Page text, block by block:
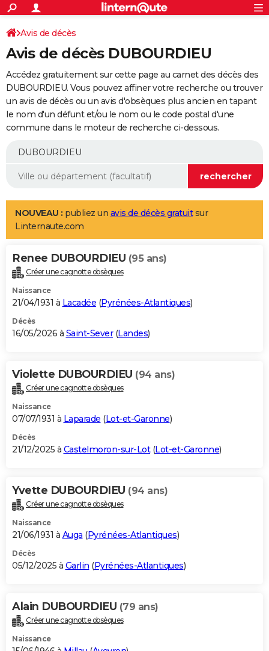
ACTUALITÉS
Politique
Société
Faits Divers
Education
Monde
Villes
+
SPORT
Coupe du monde 2026
Football
Tennis
Cyclisme
Rugby
Forum
Programme TV
TNT
Streaming
Cinéma
Sorties cinéma
Musique
+
FINANCE
Impôts
Immobilier
Risques naturels par ville
Banque
Assurance
Crédit
AUTO
Essais
Réserver un essai
Citadines
Berlines
SUV
Forum auto
+
Mobiles
Meilleur smartphone
Internet
Ordinateurs
Jeux vidéo
Guide high-tech
Aménagement intérieur
LIFESTYLE
Art de vivre
Bien-être
Loisirs
Mode
Modes de vie
Alimentation
Guide de la santé
Maladies
Médicaments
Sommeil
VOYAGE
Destinations
City break
Voyage nature
Voyage de noces
Forum
Climat
+PHOTO
GUIDES D'ACHAT
BONS PLANS
Carte de Noël
Carte Bonne année
Carte Saint-Valentin
Carte Pâques
Carte d'anniversaire
DICTIONNAIRE
Dictionnaire
Biographies
Citations
Expressions
Proverbes
PROGRAMME TV
S'inscrire
Se connecter
Lycées
Collèges
Primaires
Universités
Entreprises
Service militaire
Avis de recherche
AVIS DE DÉCÈS
Bricolage
Lifestyle
Culture
Sport
Auto
Television
Voyage
Cinema
Avis de décès
Avis de décès DUBOURDIEU
Accédez gratuitement sur cette page au carnet des décès des
DUBOURDIEU. Vous pouvez affiner votre recherche ou trouver
un avis de décès ou un avis d'obsèques plus ancien en tapant
le nom d'un défunt et/ou le nom ou le code postal d'une
commune dans le moteur de recherche ci-dessous.
NOUVEAU : publiez un avis de décès gratuitsur
Linternaute.com
Renee DUBOURDIEU (95 ans)
Créer une cagnotte obsèques
Naissance
21/04/1931 à Lacadée (Pyrénées-Atlantiques)
Décès
16/05/2026 à Saint-Sever(Landes)
Violette DUBOURDIEU (94 ans)
Créer une cagnotte obsèques
Naissance
07/07/1931 à Laparade (Lot-et-Garonne)
Décès
21/12/2025 à Castelmoron-sur-Lot(Lot-et-Garonne)
Yvette DUBOURDIEU (94 ans)
Créer une cagnotte obsèques
Naissance
21/06/1931 à Auga (Pyrénées-Atlantiques)
Décès
05/12/2025 à Garlin (Pyrénées-Atlantiques)
Alain DUBOURDIEU (79 ans)
Créer une cagnotte obsèques
Naissance